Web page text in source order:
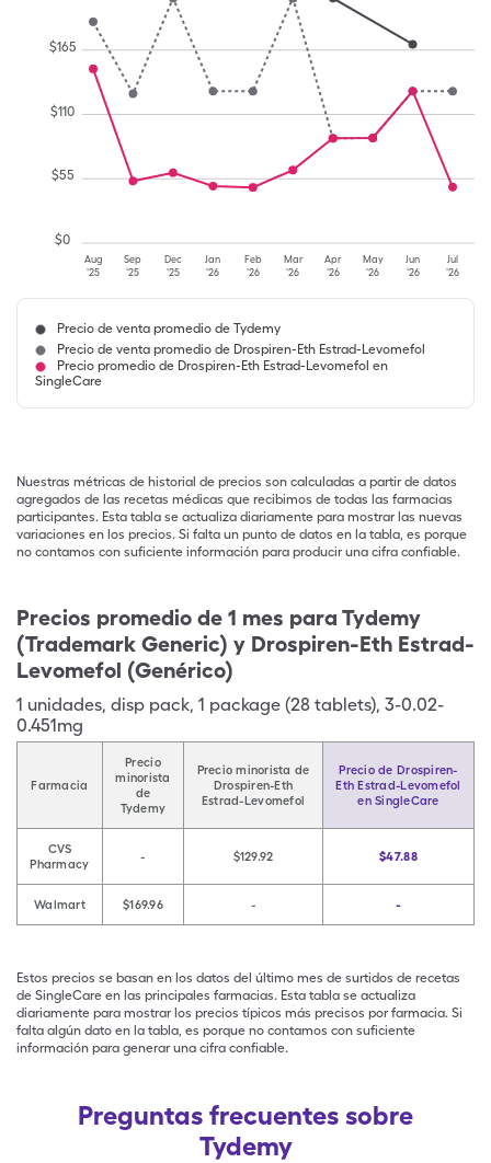
Aug
'25
Sep
'25
Dec
'25
Jan
'26
Feb
'26
Mar
'26
Apr
'26
May
'26
Jun
'26
Jul
'26
$0
$55
$110
$165
Precio de venta promedio de Tydemy
Precio de venta promedio de Drospiren-Eth Estrad-Levomefol
Precio promedio de Drospiren-Eth Estrad-Levomefol en
SingleCare
Nuestras métricas de historial de precios son calculadas a partir de datos
agregados de las recetas médicas que recibimos de todas las farmacias
participantes. Esta tabla se actualiza diariamente para mostrar las nuevas
variaciones en los precios. Si falta un punto de datos en la tabla, es porque
no contamos con suficiente información para producir una cifra confiable.
Precios promedio de 1 mes para Tydemy
(Trademark Generic) y Drospiren-Eth Estrad-
Levomefol (Genérico)
1 unidades, disp pack, 1 package (28 tablets), 3-0.02-
0.451mg
Farmacia
Precio
minorista
de
Tydemy
Precio minorista de
Drospiren-Eth
Estrad-Levomefol
Precio de Drospiren-
Eth Estrad-Levomefol
en SingleCare
CVS
Pharmacy
- $129.92 $47.88
Walmart $169.96 - -
Estos precios se basan en los datos del último mes de surtidos de recetas
de SingleCare en las principales farmacias. Esta tabla se actualiza
diariamente para mostrar los precios típicos más precisos por farmacia. Si
falta algún dato en la tabla, es porque no contamos con suficiente
información para generar una cifra confiable.
Preguntas frecuentes sobre
Tydemy